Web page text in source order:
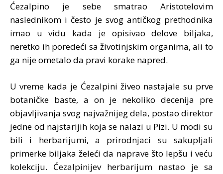
Ćezalpino je sebe smatrao Aristotelovim
naslednikom i često je svog antičkog prethodnika
imao u vidu kada je opisivao delove biljaka,
neretko ih poredeći sa životinjskim organima, ali to
ga nije ometalo da pravi korake napred.
U vreme kada je Ćezalpini živeo nastajale su prve
botaničke baste, a on je nekoliko decenija pre
objavljivanja svog najvažnijeg dela, postao direktor
jedne od najstarijih koja se nalazi u Pizi. U modi su
bili i herbarijumi, a prirodnjaci su sakupljali
primerke biljaka želeći da naprave što lepšu i veću
kolekciju. Ćezalpinijev herbarijum nastao je sa